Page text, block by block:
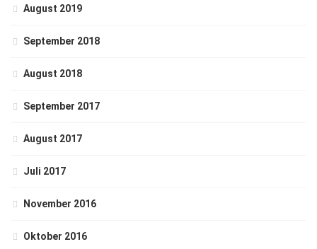
August 2019
September 2018
August 2018
September 2017
August 2017
Juli 2017
November 2016
Oktober 2016